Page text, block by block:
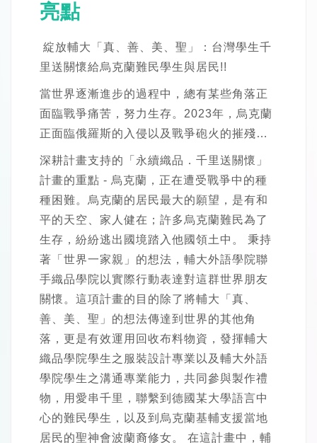
亮點
綻放輔大「真、善、美、聖」：台灣學生千
里送關懷給烏克蘭難民學生與居民!!
當世界逐漸進步的過程中，總有某些角落正
面臨戰爭痛苦，努力生存。2023年，烏克蘭
正面臨俄羅斯的入侵以及戰爭砲火的摧殘…
深耕計畫支持的「永續織品．千里送關懷」
計畫的重點 - 烏克蘭，正在遭受戰爭中的種
種困難。烏克蘭的居民最大的願望，是有和
平的天空、家人健在；許多烏克蘭難民為了
生存，紛紛逃出國境踏入他國領土中。 秉持
著「世界一家親」的想法，輔大外語學院聯
手織品學院以實際行動表達對這群世界朋友
關懷。這項計畫的目的除了將輔大「真、
善、美、聖」的想法傳達到世界的其他角
落，更是有效運用回收布料物資，發揮輔大
織品學院學生之服裝設計專業以及輔大外語
學院學生之溝通專業能力，共同參與製作禮
物，用愛串千里，聯繫到德國某大學語言中
心的難民學生，以及到烏克蘭基輔支援當地
居民的聖神會波蘭裔修女。 在這計畫中，輔